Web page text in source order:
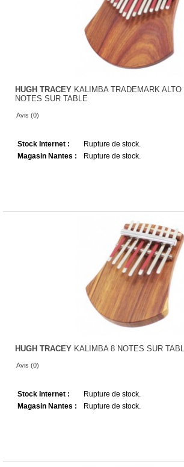
HUGH TRACEY KALIMBA TRADEMARK
NOTES SUR TABLE
Avis (0)
Stock Internet :
Rupture de stock.
Magasin Nantes :
Rupture de stock.
HUGH TRACEY KALIMBA 8 NOTES SUR
Avis (0)
Stock Internet :
Rupture de stock.
Magasin Nantes :
Rupture de stock.